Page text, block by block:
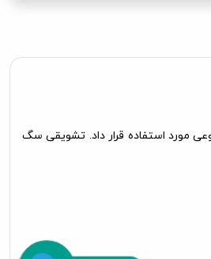
مورد استفاده قرار داد. تشویقی سگ